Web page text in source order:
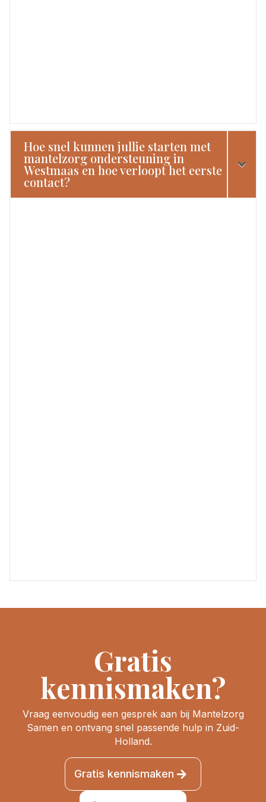
Hoe snel kunnen jullie starten met
mantelzorg ondersteuning in
Westmaas en hoe verloopt het eerste
contact?
Gratis
kennismaken?
Vraag eenvoudig een gesprek aan bij Mantelzorg
Samen en ontvang snel passende hulp in Zuid-
Holland.
Gratis kennismaken